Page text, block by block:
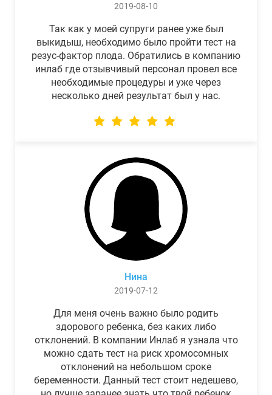
2019-08-10
Так как у моей супруги ранее уже был
выкидыш, необходимо было пройти тест на
резус-фактор плода. Обратились в компанию
инлаб где отзывчивый персонал провел все
необходимые процедуры и уже через
несколько дней результат был у нас.
Нина
2019-07-12
Для меня очень важно было родить
здорового ребенка, без каких либо
отклонений. В компании Инлаб я узнала что
можно сдать тест на риск хромосомных
отклонений на небольшом сроке
беременности. Данный тест стоит недешево,